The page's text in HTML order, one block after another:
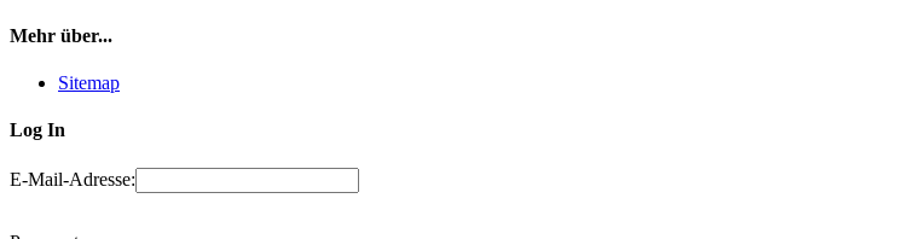
Mehr über...
Sitemap
Log In
E-Mail-Adresse: